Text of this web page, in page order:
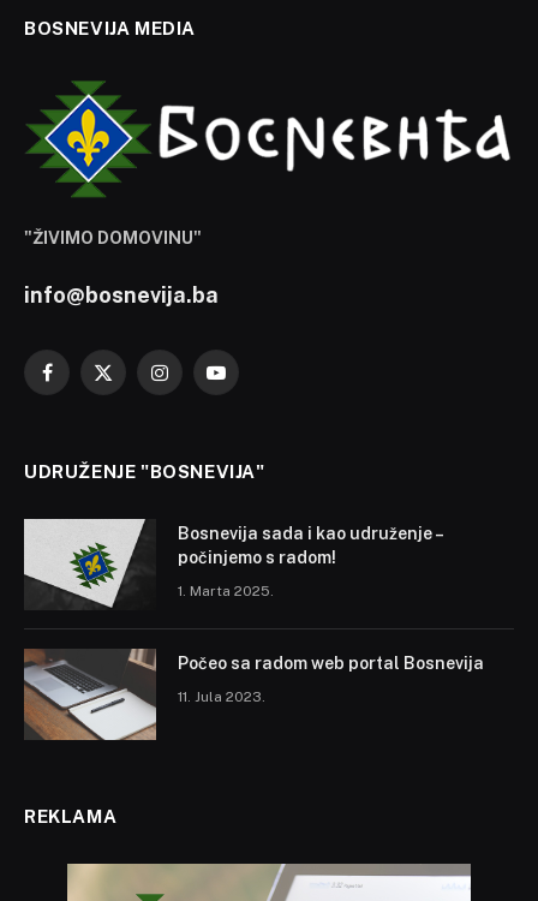
BOSNEVIJA MEDIA
"ŽIVIMO DOMOVINU"
info@bosnevija.ba
Facebook
X
InstagramYouTube
UDRUŽENJE "BOSNEVIJA"
Bosnevija sada i kao udruženje –
počinjemo s radom!
1. Marta 2025.
Počeo sa radom web portal Bosnevija
11. Jula 2023.
REKLAMA